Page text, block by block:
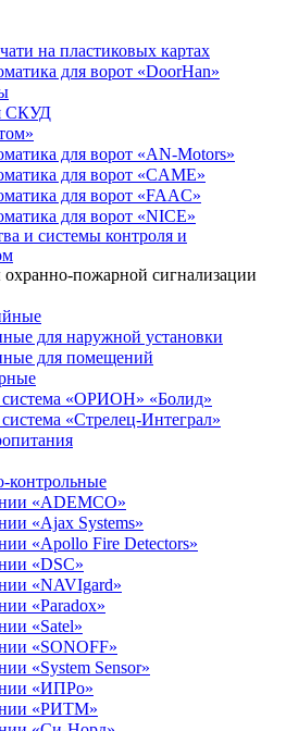
на пластиковых картах
для ворот «DoorHan»
СКУД
для ворот «AN-Motors»
для ворот «CAME»
для ворот «FAAC»
для ворот «NICE»
и системы контроля и
пожарной сигнализации
для наружной установки
для помещений
система «ОРИОН» «Болид»
«Стрелец-Интеграл»
«ADEMCO»
«Ajax Systems»
«Apollo Fire Detectors»
«DSC»
«NAVIgard»
«Paradox»
«Satel»
«SONOFF»
«System Sensor»
«ИПРо»
«РИТМ»